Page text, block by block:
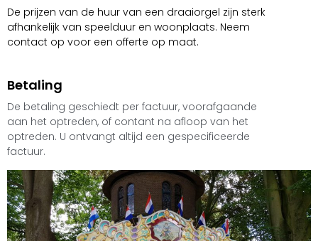
De prijzen van de huur van een draaiorgel zijn sterk
afhankelijk van speelduur en woonplaats. Neem
contact op voor een offerte op maat.
Betaling
De betaling geschiedt per factuur, voorafgaande
aan het optreden, of contant na afloop van het
optreden. U ontvangt altijd een gespecificeerde
factuur.